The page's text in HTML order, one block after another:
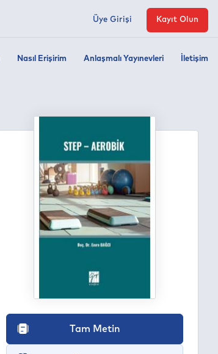
Nasıl Erişirim Anlaşmalı Yayınevleri İletişim
Üye Girişi Kayıt Olun
Tam Metin